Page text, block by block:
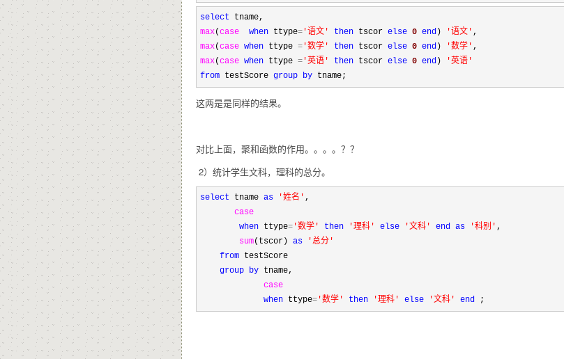
select
max(case when ttype= '语文 ' then tscor else 0 end) '语文 '
max(case when ttype = '数学 ' then tscor else 0 end) '数学 '
max(case when ttype = '英语 ' then tscor else 0 end) '英语 '
from testScore group by tname;
这两是是同样的结果。
对比上面，聚和函数的作用。。。。？？
2）统计学生文科，理科的总分。
select tname as '姓名 ' ,
case
when ttype= '数学 ' then '理科 ' else '文科 ' end as '科别 ' ,
sum(tscor) as '总分 '
from testScore
group by tname,
case
when ttype= '数学 ' then '理科 ' else '文科 ' end ;